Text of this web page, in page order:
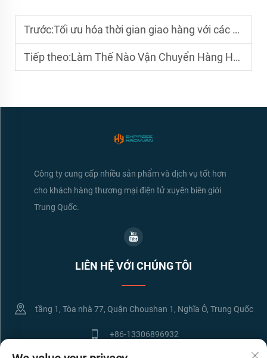
Trước:Tối ưu hóa thời gian giao hàng với các dịch vụ nhanh chóng quốc tế tiên tiến
Tiếp theo:Làm Thế Nào Vận Chuyển Hàng Hóa Chiến Lược Từ Trung Quốc Đến Mỹ Thúc Đẩy Thương Mại Toàn Cầu
Công ty cung cấp nhiều sản phẩm và dịch vụ tốt hơn
cho khách hàng thương mại điện tử xuyên biên giới
Trung Quốc.
LIÊN HỆ VỚI CHÚNG TÔI
tầng 1, Tòa nhà 77, Quận Choushan 1, Nghĩa Ô, Trung Quốc
+86-13306896932